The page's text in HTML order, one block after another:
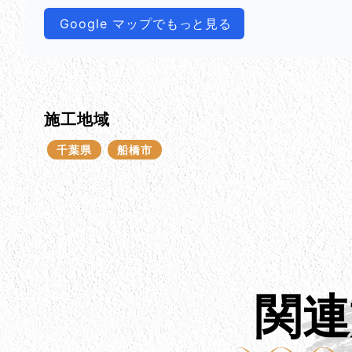
Google マップでもっと見る
施工地域
千葉県 船橋市
関